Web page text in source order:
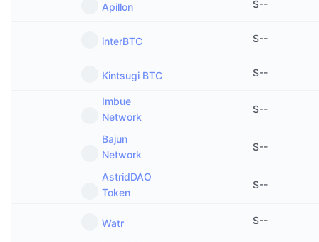
Apillon $--
interBTC $--
Kintsugi BTC $--
Imbue
Network
$--
Bajun
Network
$--
AstridDAO
Token
$--
Watr $--